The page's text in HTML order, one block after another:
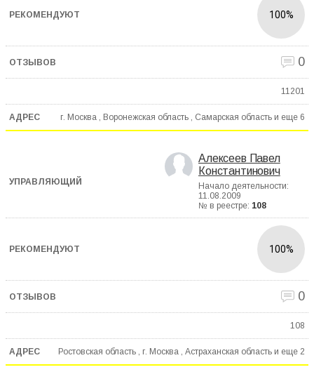
100%
0
11201
г. Москва , Воронежская область , Самарская область и еще 6
Алексеев Павел
Константинович
Начало деятельности:
11.08.2009
№ в реестре: 108
100%
0
108
Ростовская область , г. Москва , Астраханская область и еще 2